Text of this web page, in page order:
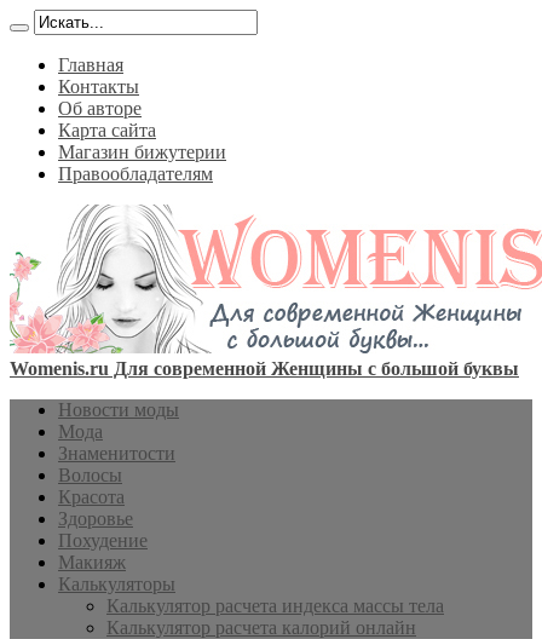
Главная
Контакты
Об авторе
Карта сайта
Магазин бижутерии
Правообладателям
Womenis.ru Для современной Женщины с большой буквы
Новости моды
Мода
Знаменитости
Волосы
Красота
Здоровье
Похудение
Макияж
Калькуляторы
Калькулятор расчета индекса массы тела
Калькулятор расчета калорий онлайн